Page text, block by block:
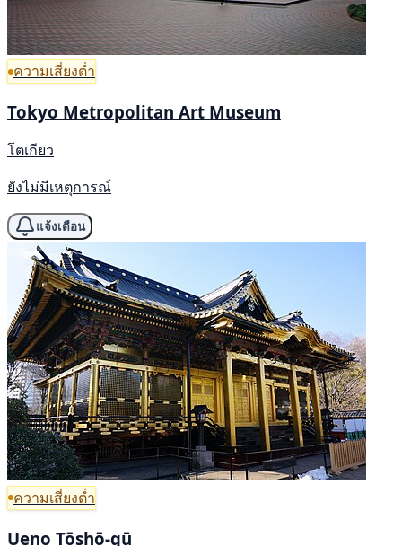
ความเสี่ยงต่ำ
Tokyo Metropolitan Art Museum
โตเกียว
ยังไม่มีเหตุการณ์
แจ้งเตือน
ความเสี่ยงต่ำ
Ueno Tōshō-gū